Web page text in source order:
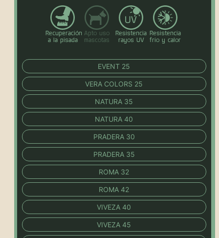
EVENT 25
VERA COLORS 25
NATURA 35
NATURA 40
PRADERA 30
PRADERA 35
ROMA 32
ROMA 42
VIVEZA 40
VIVEZA 45
Recuperación
a la pisada
Apto uso
mascotas
Resistencia
rayos UV
Resistencia
frio y calor